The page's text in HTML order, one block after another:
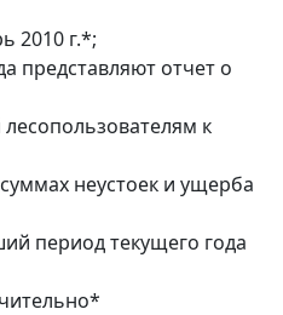
2010 г.*;
представляют отчет о
к
неустоек и ущерба
период текущего года